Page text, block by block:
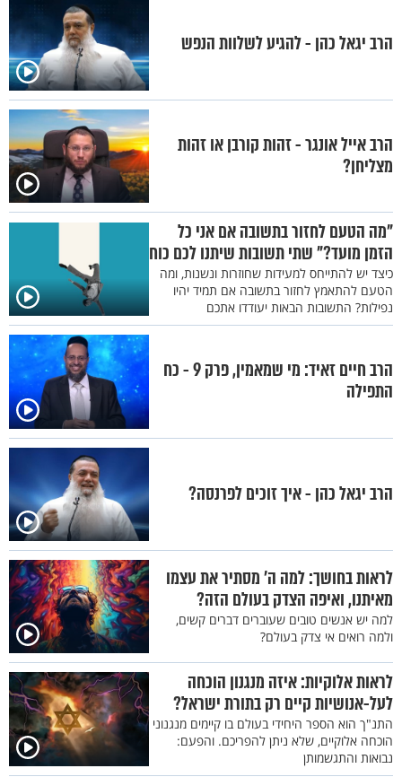
הרב יגאל כהן - להגיע לשלוות הנפש
הרב אייל אונגר - זהות קורבן או זהות
מצליחן?
"מה הטעם לחזור בתשובה אם אני כל
הזמן מועד?" שתי תשובות שיתנו לכם כוח
כיצד יש להתייחס למעידות שחוזרות ונשנות, ומה
הטעם להתאמץ לחזור בתשובה אם תמיד יהיו
נפילות? התשובות הבאות יעודדו אתכם
הרב חיים זאיד: מי שמאמין, פרק 9 - כח
התפילה
הרב יגאל כהן - איך זוכים לפרנסה?
לראות בחושך: למה ה' מסתיר את עצמו
מאיתנו, ואיפה הצדק בעולם הזה?
למה יש אנשים טובים שעוברים דברים קשים,
ולמה רואים אי צדק בעולם?
לראות אלוקיות: איזה מנגנון הוכחה
לעל-אנושיות קיים רק בתורת ישראל?
התנ"ך הוא הספר היחידי בעולם בו קיימים מנגנוני
הוכחה אלוקיים, שלא ניתן להפריכם. והפעם:
נבואות והתגשמותן